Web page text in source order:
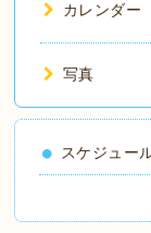
カレンダー
写真
スケジュー